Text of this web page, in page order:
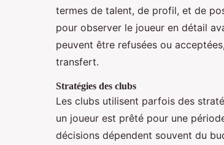
termes de talent, de profil, et de
pour observer le joueur en détail
peuvent être refusées ou
transfert.
Stratégies des clubs
Les clubs utilisent parfois des
un joueur est prêté pour une
décisions dépendent souvent du